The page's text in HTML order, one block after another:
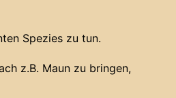
Spezies zu tun.
z.B. Maun zu bringen,